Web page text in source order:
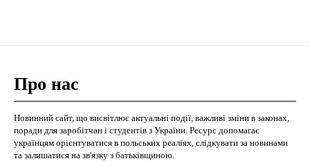
Про нас
Новинний сайт, що висвітлює актуальні події, важливі зміни в законах,
поради для заробітчан і студентів з України. Ресурс допомагає
українцям орієнтуватися в польських реаліях, слідкувати за новинами
та залишатися на зв'язку з батьківщиною.